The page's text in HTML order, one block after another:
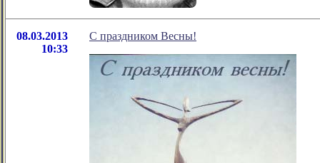
08.03.2013
10:33
С праздником Весны!